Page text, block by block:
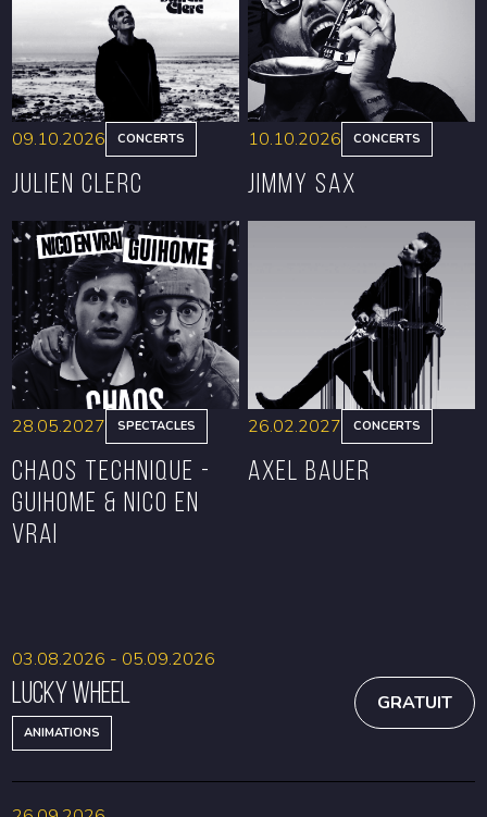
RÉSERVER
09.10.2026 CONCERTS
Julien Clerc
RÉSERVER
10.10.2026 CONCERTS
Jimmy Sax
28.05.2027 SPECTACLES
CHAOS TECHNIQUE -
GUIHOME & NICO EN
VRAI
26.02.2027 CONCERTS
Axel Bauer
Lucky Wheel
ANIMATIONS
03.08.2026 - 05.09.2026
GRATUIT